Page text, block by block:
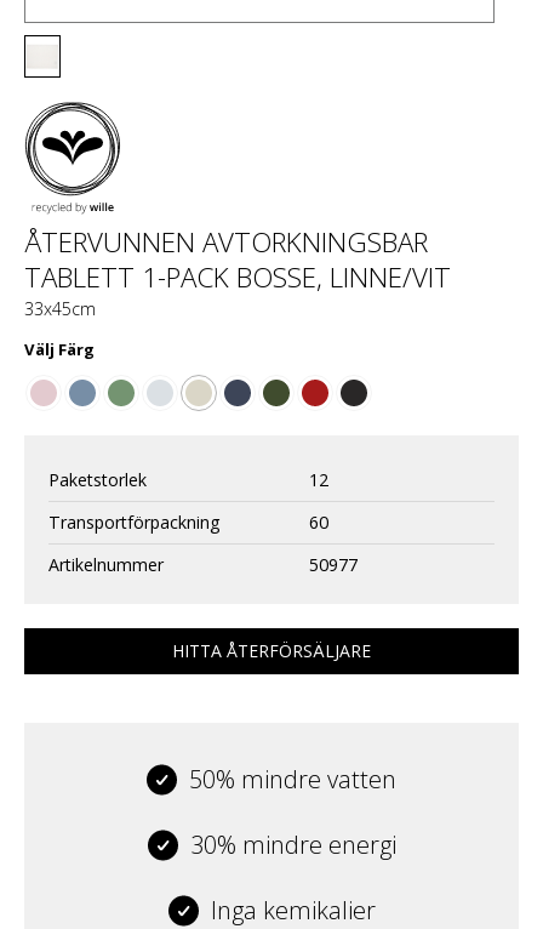
ÅTERVUNNEN AVTORKNINGSBAR
TABLETT 1-PACK BOSSE, LINNE/VIT
33x45cm
Välj Färg
Paketstorlek
12
Transportförpackning
60
Artikelnummer
50977
HITTA ÅTERFÖRSÄLJARE
50% mindre vatten
30% mindre energi
Inga kemikalier